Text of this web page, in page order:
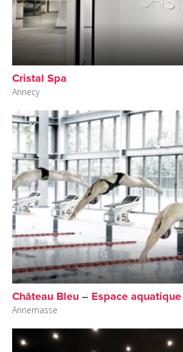
Cristal Spa
Annecy
Château Bleu – Espace aquatique
Annemasse